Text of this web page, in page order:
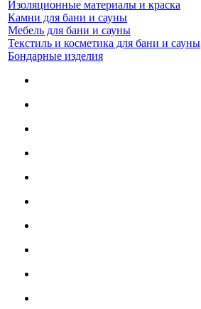
Изоляционные материалы и краска
Камни для бани и сауны
Мебель для бани и сауны
Текстиль и косметика для бани и сауны
Бондарные изделия